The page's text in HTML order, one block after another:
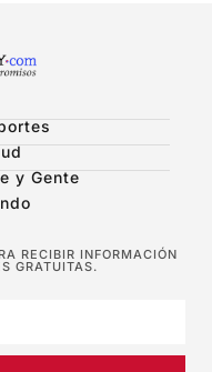
y Gente
RECIBIR INFORMACIÓN
GRATUITAS.